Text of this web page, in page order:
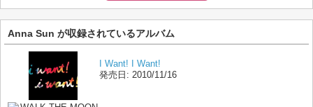
Anna Sun が収録されているアルバム
I Want! I Want!
発売日: 2010/11/16